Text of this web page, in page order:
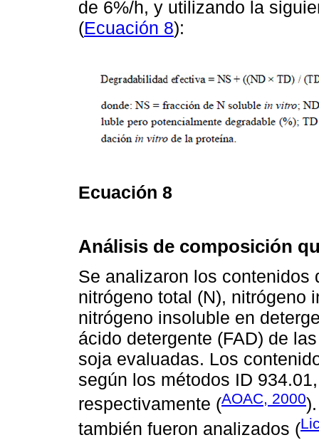
de 6%/h, y utilizando la
(Ecuación 8):
Ecuación 8
Análisis de composición
Se analizaron los contenidos
nitrógeno total (N), nitrógeno
nitrógeno insoluble en
ácido detergente (FAD) de
soja evaluadas. Los
según los métodos ID
respectivamente (AOAC, 2000
también fueron analizados (